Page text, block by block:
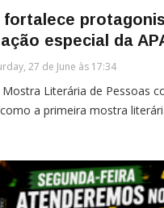
fortalece
especial da
27 de June às 17:34
Mostra Literária de Pessoas
a primeira mostra